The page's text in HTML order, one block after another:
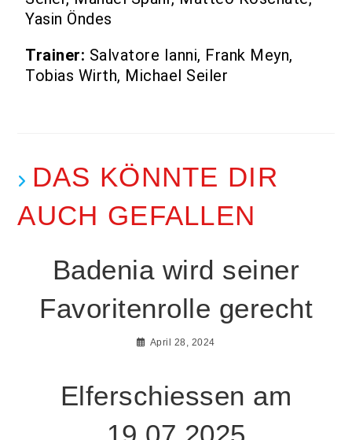
Yasin Öndes
Trainer: Salvatore Ianni, Frank Meyn,
Tobias Wirth, Michael Seiler
DAS KÖNNTE DIR
AUCH GEFALLEN
Badenia wird seiner
Favoritenrolle gerecht
April 28, 2024
Elferschiessen am